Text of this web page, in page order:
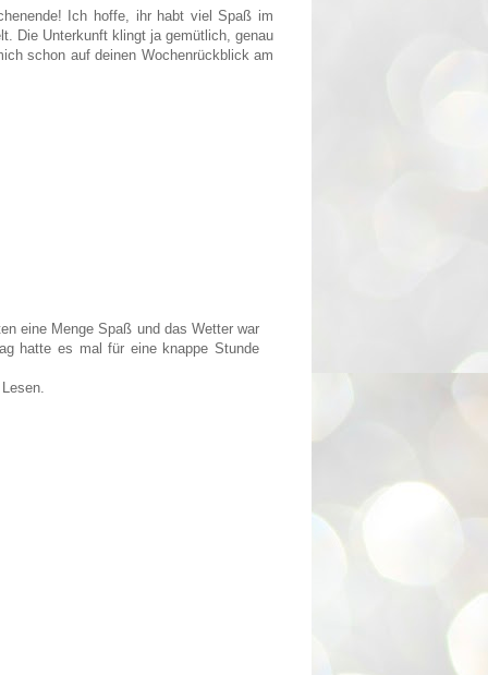
Ich hoffe, ihr habt viel Spaß im
Die Unterkunft klingt ja gemütlich, genau
schon auf deinen Wochenrückblick am
eine Menge Spaß und das Wetter war
hatte es mal für eine knappe Stunde